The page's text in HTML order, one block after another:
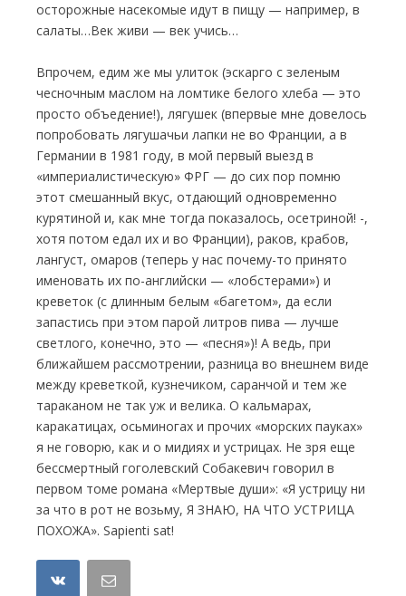
осторожные насекомые идут в пищу — например, в
салаты…Век живи — век учись…
Впрочем, едим же мы улиток (эскарго с зеленым
чесночным маслом на ломтике белого хлеба — это
просто объедение!), лягушек (впервые мне довелось
попробовать лягушачьи лапки не во Франции, а в
Германии в 1981 году, в мой первый выезд в
«империалистическую» ФРГ — до сих пор помню
этот смешанный вкус, отдающий одновременно
курятиной и, как мне тогда показалось, осетриной! -,
хотя потом едал их и во Франции), раков, крабов,
лангуст, омаров (теперь у нас почему-то принято
именовать их по-английски — «лобстерами») и
креветок (с длинным белым «багетом», да если
запастись при этом парой литров пива — лучше
светлого, конечно, это — «песня»)! А ведь, при
ближайшем рассмотрении, разница во внешнем виде
между креветкой, кузнечиком, саранчой и тем же
тараканом не так уж и велика. О кальмарах,
каракатицах, осьминогах и прочих «морских пауках»
я не говорю, как и о мидиях и устрицах. Не зря еще
бессмертный гоголевский Собакевич говорил в
первом томе романа «Мертвые души»: «Я устрицу ни
за что в рот не возьму, Я ЗНАЮ, НА ЧТО УСТРИЦА
ПОХОЖА». Sapienti sat!